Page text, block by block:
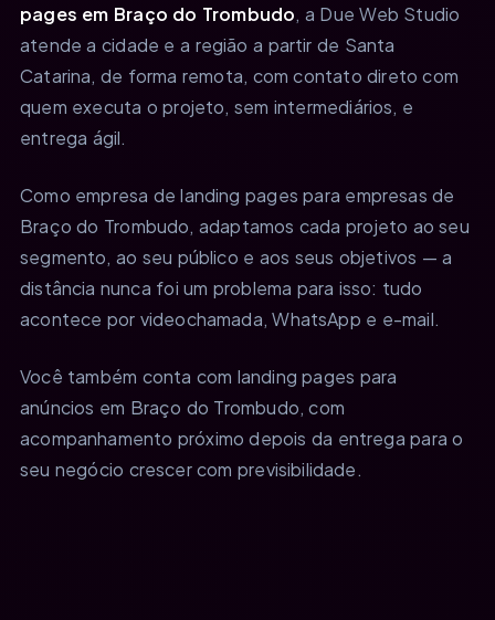
pages em Braço do Trombudo, a Due Web Studio
atende a cidade e a região a partir de Santa
Catarina, de forma remota, com contato direto com
quem executa o projeto, sem intermediários, e
entrega ágil.
Como empresa de landing pages para empresas de
Braço do Trombudo, adaptamos cada projeto ao seu
segmento, ao seu público e aos seus objetivos — a
distância nunca foi um problema para isso: tudo
acontece por videochamada, WhatsApp e e-mail.
Você também conta com landing pages para
anúncios em Braço do Trombudo, com
acompanhamento próximo depois da entrega para o
seu negócio crescer com previsibilidade.